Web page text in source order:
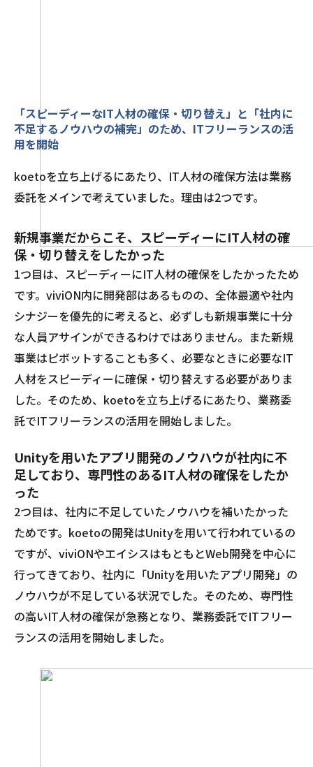
「スピーディーなIT人材の確保・切り替え」と「社内に
不足するノウハウの補完」のため、ITフリーランスの活
用を開始
koetoを立ち上げるにあたり、IT人材の確保方法は業務
委託をメインで考えていました。理由は2つです。
新規事業だからこそ、スピーディーにIT人材の確
保・切り替えをしたかった
1つ目は、スピーディーにIT人材の確保をしたかったため
です。viviON内に開発部はあるものの、全体最適や社内
シナジーを優先的に考えると、必ずしも新規事業に十分
な人員アサインができるわけではありません。また新規
事業はピボットすることも多く、必要なときに必要なIT
人材をスピーディーに確保・切り替えする必要がありま
した。そのため、koetoを立ち上げるにあたり、業務委
託でITフリーランスの活用を開始しました。
Unityを用いたアプリ開発のノウハウが社内に不
足しており、専門性のあるIT人材の確保をしたか
った
2つ目は、社内に不足していたノウハウを補いたかった
ためです。koetoの開発はUnityを用いて行われているの
ですが、viviONやエイシスはもともとWeb開発を中心に
行ってきており、社内に「Unityを用いたアプリ開発」の
ノウハウが不足している状況でした。そのため、専門性
の高いIT人材の確保が急務となり、業務委託でITフリー
ランスの活用を開始しました。